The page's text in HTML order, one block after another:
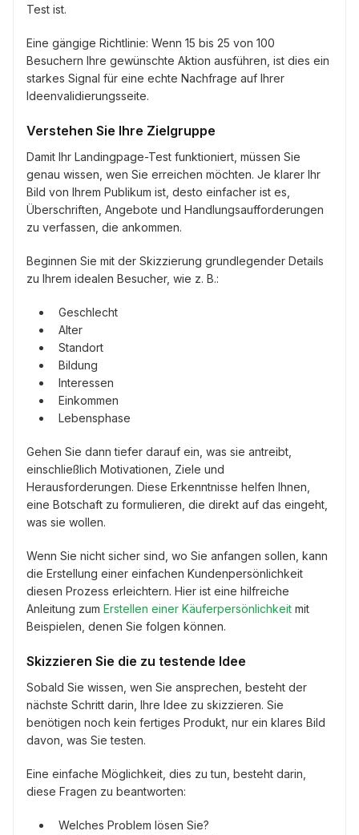
Test ist.
Eine gängige Richtlinie: Wenn 15 bis 25 von 100
Besuchern Ihre gewünschte Aktion ausführen, ist dies ein
starkes Signal für eine echte Nachfrage auf Ihrer
Ideenvalidierungsseite.
Verstehen Sie Ihre Zielgruppe
Damit Ihr Landingpage-Test funktioniert, müssen Sie
genau wissen, wen Sie erreichen möchten. Je klarer Ihr
Bild von Ihrem Publikum ist, desto einfacher ist es,
Überschriften, Angebote und Handlungsaufforderungen
zu verfassen, die ankommen.
Beginnen Sie mit der Skizzierung grundlegender Details
zu Ihrem idealen Besucher, wie z. B.:
Geschlecht
Alter
Standort
Bildung
Interessen
Einkommen
Lebensphase
Gehen Sie dann tiefer darauf ein, was sie antreibt,
einschließlich Motivationen, Ziele und
Herausforderungen. Diese Erkenntnisse helfen Ihnen,
eine Botschaft zu formulieren, die direkt auf das eingeht,
was sie wollen.
Wenn Sie nicht sicher sind, wo Sie anfangen sollen, kann
die Erstellung einer einfachen Kundenpersönlichkeit
diesen Prozess erleichtern. Hier ist eine hilfreiche
Anleitung zum Erstellen einer Käuferpersönlichkeit mit
Beispielen, denen Sie folgen können.
Skizzieren Sie die zu testende Idee
Sobald Sie wissen, wen Sie ansprechen, besteht der
nächste Schritt darin, Ihre Idee zu skizzieren. Sie
benötigen noch kein fertiges Produkt, nur ein klares Bild
davon, was Sie testen.
Eine einfache Möglichkeit, dies zu tun, besteht darin,
diese Fragen zu beantworten:
Welches Problem lösen Sie?